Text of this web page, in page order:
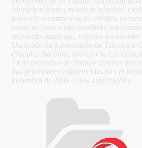
Município (como multas de trânsito),
transação e compensação, créditos
retido na fonte e não recolhido nos
legislação municipal, créditos
Unificado de Arrecadação de Tributos e
(Simples Nacional, previsto na Lei
14 de dezembro de 2006) e créditos
das penalidades estabelecidas na Lei
dezembro de 2006 e suas atualizações.